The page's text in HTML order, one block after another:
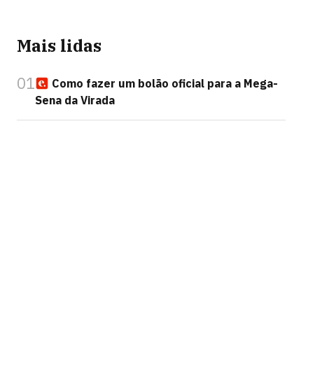
Mais lidas
01
Como fazer um bolão oficial para a Mega-
Sena da Virada